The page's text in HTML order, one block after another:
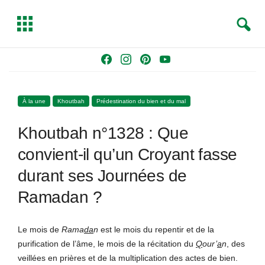
e
o
k
t
g
m
t
s
t
Y
T
b
T
g
e
a
À la une Khoutbah Prédestination du bien et du mal
Khoutbah n°1328 : Que
convient-il qu’un Croyant fasse
durant ses Journées de
Ramadan ?
Le mois de Ramadan est le mois du repentir et de la
purification de l’âme, le mois de la récitation du Qour’an , des
veillées en prières et de la multiplication des actes de bien.